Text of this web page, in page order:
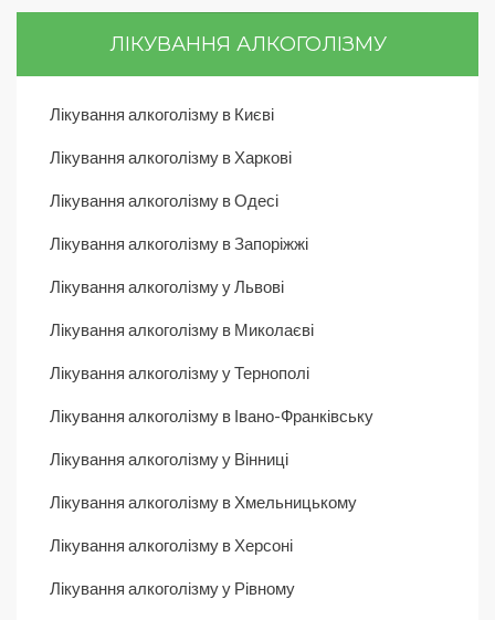
ЛІКУВАННЯ АЛКОГОЛІЗМУ
Лікування алкоголізму в Києві
Лікування алкоголізму в Харкові
Лікування алкоголізму в Одесі
Лікування алкоголізму в Запоріжжі
Лікування алкоголізму у Львові
Лікування алкоголізму в Миколаєві
Лікування алкоголізму у Тернополі
Лікування алкоголізму в Івано-Франківську
Лікування алкоголізму у Вінниці
Лікування алкоголізму в Хмельницькому
Лікування алкоголізму в Херсоні
Лікування алкоголізму у Рівному